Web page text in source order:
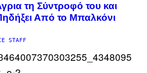
τη Σύντροφό του και
Από το Μπαλκόνι
STAFF